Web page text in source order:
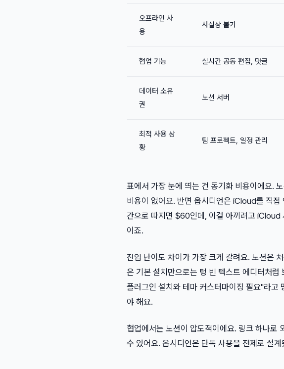
오프라인 사
용
사실상 불가
협업 기능 실시간 공동 편집, 댓글
데이터 소유
권
노션 서버
최적 사용 상
황
팀 프로젝트, 일정 관리
표에서 가장 눈에 띄는 건 동기화 비용이에요.
비용이 없어요. 반면 옵시디언은 iCloud를 직
간으로 따지면 $60인데, 이걸 아끼려고 iCloud
이죠.
진입 난이도 차이가 가장 크게 갈려요. 노션은
은 기본 설치만으로는 텅 빈 텍스트 에디터처럼
플러그인 설치와 테마 커스터마이징 필요"라고
야 해요.
협업에서는 노션이 압도적이에요. 링크 하나로
수 있어요. 옵시디언은 단독 사용을 전제로 설